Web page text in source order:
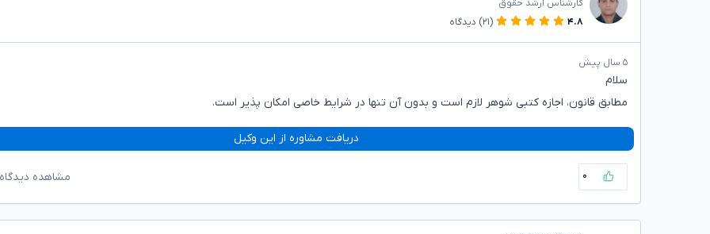
کارشناس ارشد حقوق
۴.۸
(۲۱) دیدگاه
۵ سال پیش
سلام
مطابق قانون، اجازه کتبی شوهر لازم است و بدون آن تنها در شرایط خاصی امکان پذیر است.
دریافت مشاوره از این وکیل
۰ مشاهده